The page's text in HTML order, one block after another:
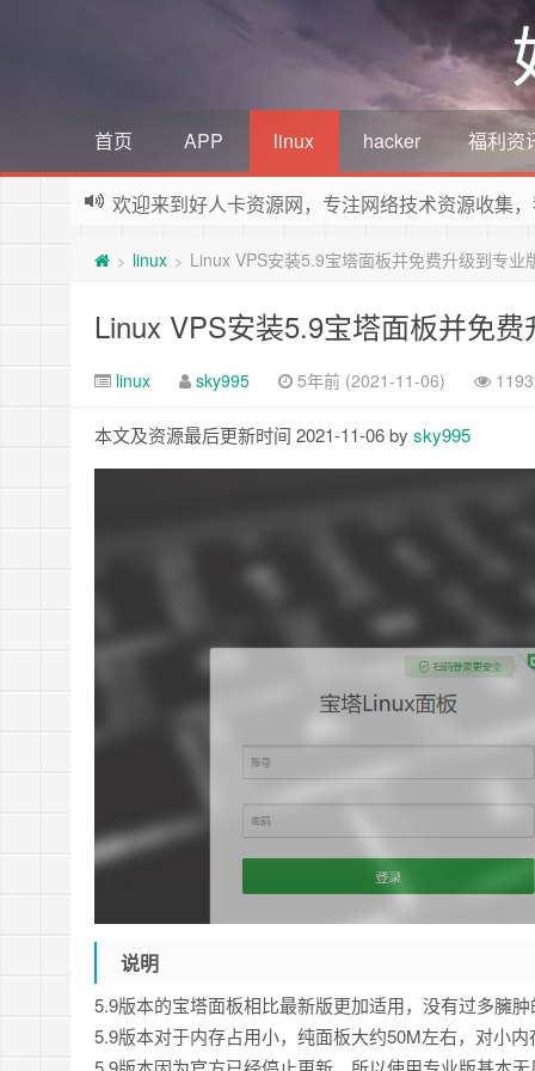
首页 APP linux hacker 福利资
欢迎来到好人卡资源网，专注网络技术资源收集
> linux > Linux VPS安装5.9宝塔面板并免费升级到专业
Linux VPS安装5.9宝塔面板并免
linux sky995 5年前 (2021-11-06)
本文及资源最后更新时间 2021-11-06 by sky995
说明
5.9版本的宝塔面板相比最新版更加适用，没有过多臃
5.9版本对于内存占用小，纯面板大约50M左右，对小